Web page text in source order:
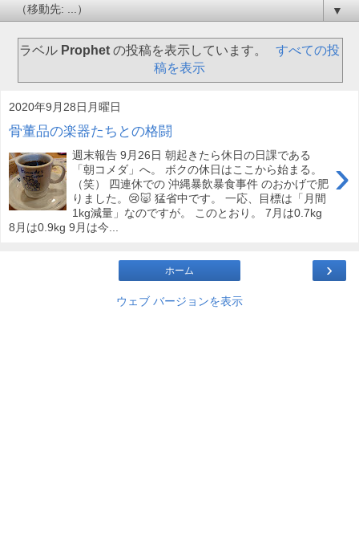
▼
ラベル Prophet の投稿を表示しています。
すべての投
稿を表示
2020年9月28日月曜日
骨董品の楽器たちとの格闘
›
週末報告 9月26日 朝起きたら休日の日課である
「朝コメダ」へ。 ボクの休日はここから始まる。
（笑） 四連休での 沖縄暴飲暴食事件 のおかげで肥
りました。😢🐷 猛省中です。 一応、目標は「月間
1kg減量」なのですが。 このとおり。 7月は0.7kg
8月は0.9kg 9月は今...
›
ホーム
ウェブ バージョンを表示